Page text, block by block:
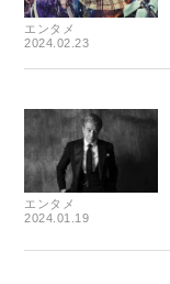
エンタメ
2024.02.23
エンタメ
2024.01.19